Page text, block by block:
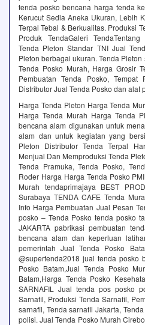
tenda posko bencana harga tenda
Kerucut Sedia Aneka Ukuran, Lebih
Terpal Tebal & Berkualitas. Produksi
Produk TendaGaleri
Tenda Pleton Standar TNI Jual
Pleton berbagai ukuran. Tenda
Tenda Posko Murah, Harga Grosir
Pembuatan Tenda Posko, Tempat
Distributor Jual Tenda Posko dan alat
Harga Tenda Pleton Harga Tenda
Harga Tenda Murah Harga Tenda
bencana alam digunakan untuk
alam dan untuk kegiatan yang
Pleton Distributor Tenda Terpal
Menjual Dan Memproduksi Tenda
Tenda Pramuka, Tenda Posko,
Roder Harga Harga Tenda Posko
Murah tendaprimajaya BEST
Surabaya TENDA CAFE Tenda
Info Harga Pembuatan Jual Pesan
posko – Tenda Posko tenda posko
JAKARTA pabrikasi pembuatan
bencana alam dan keperluan
pemerintah Jual Tenda Posko
@supertenda2018 jual tenda posko
Posko Batam,Jual Tenda Posko
Batam,Harga Tenda Posko
SARNAFIL Jual tenda pos posko
Sarnafil, Produksi Tenda Sarnafil,
sarnafil, Tenda sarnafil Jakarta,
polisi. Jual Tenda Posko Murah